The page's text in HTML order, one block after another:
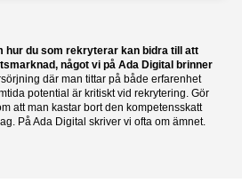
hur du som rekryterar kan bidra till att
något vi på Ada Digital brinner
där man tittar på både erfarenhet
potential är kritiskt vid rekrytering. Gör
att man kastar bort den kompetensskatt
På Ada Digital skriver vi ofta om ämnet.